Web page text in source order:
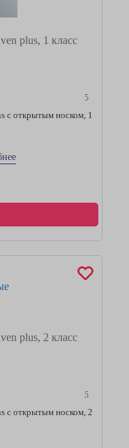
plus, 1 класс
5
с открытым носком, 1
plus, 2 класс
5
с открытым носком, 2